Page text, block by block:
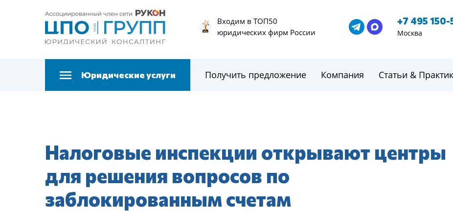
Входим в ТОП50
юридических фирм России
+7 495
Москва
Юридические услуги Получить предложение Компания Статьи &
Налоговые инспекции открывают центры
для решения вопросов по
заблокированным счетам